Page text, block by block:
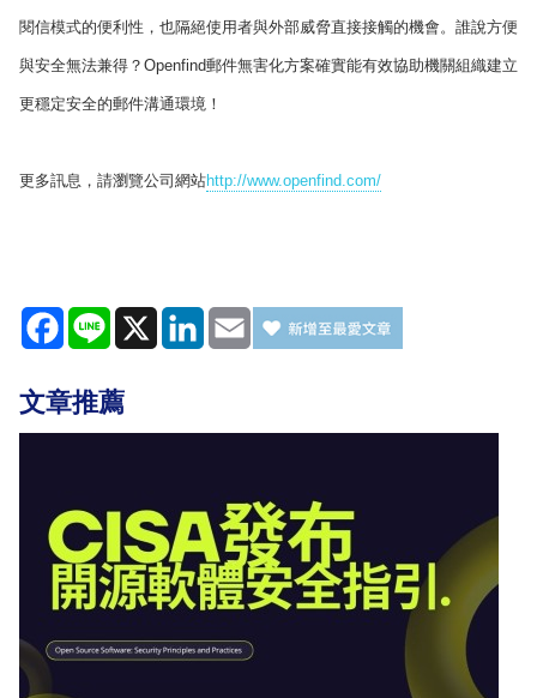
閱信模式的便利性，也隔絕使用者與外部威脅直接接觸的機會。誰說方便
與安全無法兼得？Openfind郵件無害化方案確實能有效協助機關組織建立
更穩定安全的郵件溝通環境！
更多訊息，請瀏覽公司網站http://www.openfind.com/
Facebook
Line X LinkedIn
Email
文章推薦